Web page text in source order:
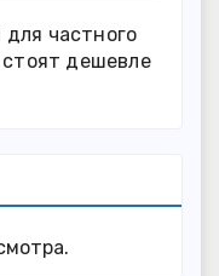
частного
дешевле